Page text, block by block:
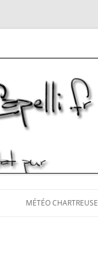
MÉTÉO CHARTREUSE